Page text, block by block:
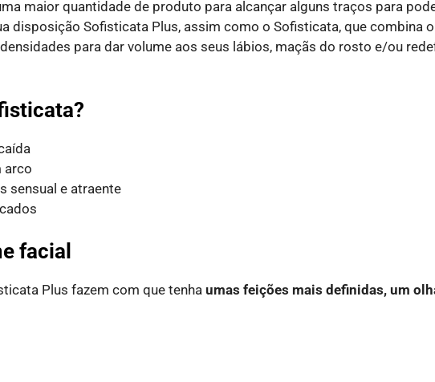
maior quantidade de produto para alcançar alguns traços para
disposição Sofisticata Plus, assim como o Sofisticata, que combina o
para dar volume aos seus lábios, maçãs do rosto e/ou
arco
sensual e atraente
facial
Plus fazem com que tenha umas feições mais definidas, um